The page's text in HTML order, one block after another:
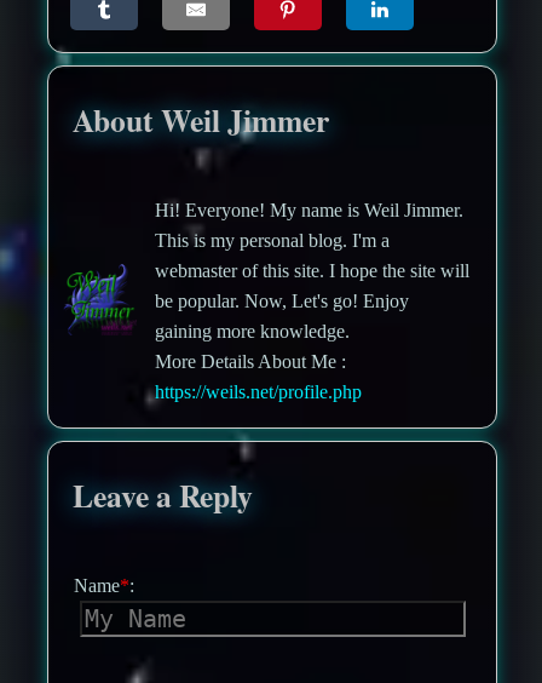
About Weil Jimmer
Hi! Everyone! My name is Weil Jimmer.
This is my personal blog. I'm a
webmaster of this site. I hope the site will
be popular. Now, Let's go! Enjoy
gaining more knowledge.
More Details About Me :
https://weils.net/profile.php
Leave a Reply
Name*: